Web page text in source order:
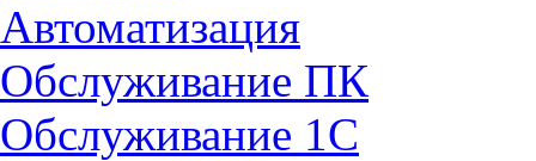
Автоматизация
Обслуживание ПК
Обслуживание 1С